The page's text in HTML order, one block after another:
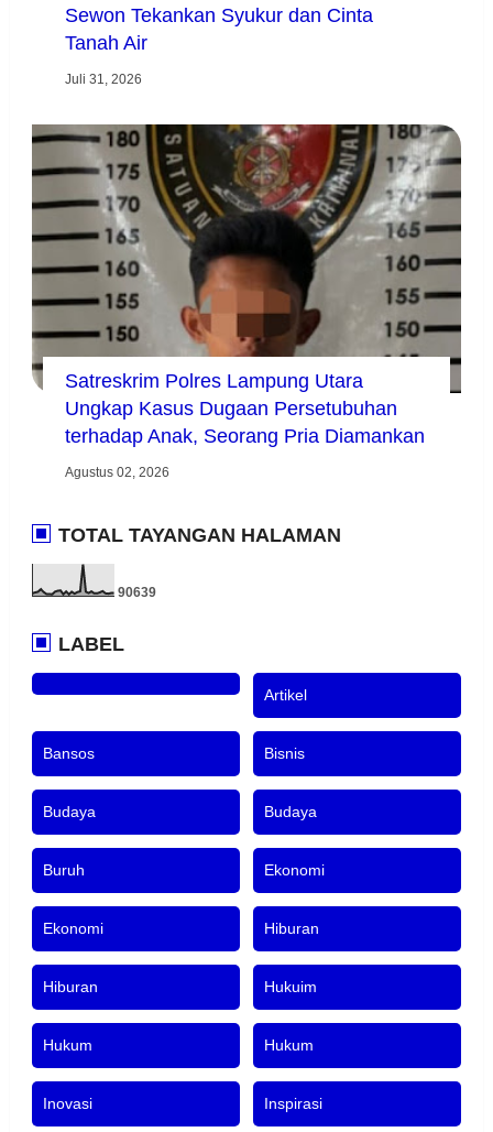
Sewon Tekankan Syukur dan Cinta
Tanah Air
Juli 31, 2026
Satreskrim Polres Lampung Utara
Ungkap Kasus Dugaan Persetubuhan
terhadap Anak, Seorang Pria Diamankan
Agustus 02, 2026
TOTAL TAYANGAN HALAMAN
90639
LABEL
Artikel
Bansos Bisnis
Budaya Budaya
Buruh Ekonomi
Ekonomi Hiburan
Hiburan Hukuim
Hukum Hukum
Inovasi Inspirasi